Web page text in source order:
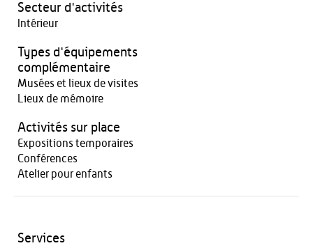
Secteur d'activités
Intérieur
Types d'équipements
complémentaire
Musées et lieux de visites
Lieux de mémoire
Activités sur place
Expositions temporaires
Conférences
Atelier pour enfants
Services